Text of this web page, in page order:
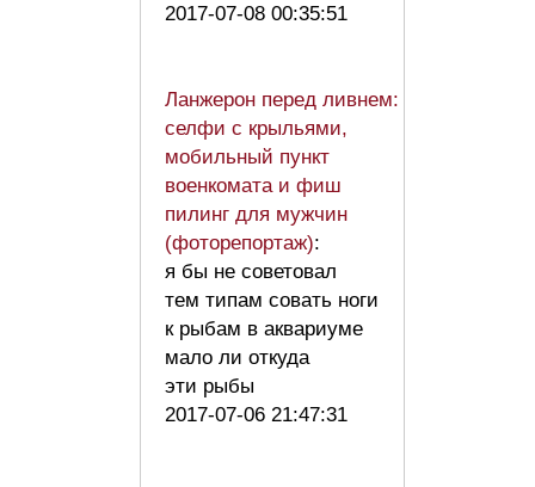
2017-07-08 00:35:51
Ланжерон перед ливнем:
селфи с крыльями,
мобильный пункт
военкомата и фиш
пилинг для мужчин
(фоторепортаж):
я бы не советовал
тем типам совать ноги
к рыбам в аквариуме
мало ли откуда
эти рыбы
2017-07-06 21:47:31